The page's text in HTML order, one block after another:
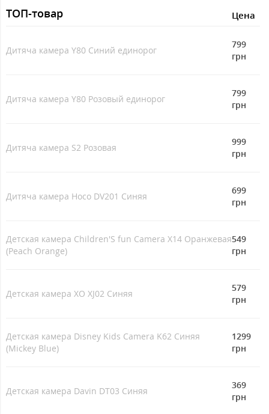
ТОП-товар Цeна
Дитяча камера Y80 Синий единорог
799
грн
Дитяча камера Y80 Розовый единорог
799
грн
Дитяча камера S2 Розовая
999
грн
Дитяча камера Hoco DV201 Синяя
699
грн
Детская камера Children'S fun Camera X14 Оранжевая
(Peach Orange)
549
грн
Детская камера XO XJ02 Синяя
579
грн
Детская камера Disney Kids Camera K62 Синяя
(Mickey Blue)
1299
грн
Детская камера Davin DT03 Синяя
369
грн